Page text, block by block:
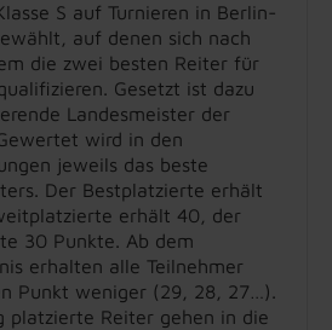
S auf Turnieren in Berlin-
auf denen sich nach
die zwei besten Reiter für
Gesetzt ist dazu
Landesmeister der
wird in den
jeweils das beste
Der Bestplatzierte erhält
erhält 40, der
30 Punkte. Ab dem
erhalten alle Teilnehmer
Punkt weniger (29, 28, 27…).
platzierte Reiter gehen in die